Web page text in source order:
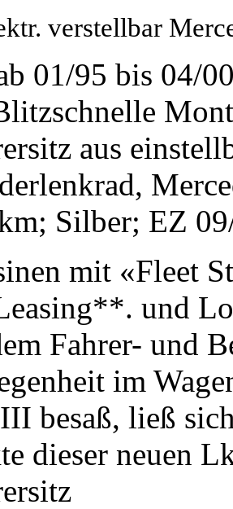
verstellbar
01/95 bis 04/
aus
Silber; EZ
mit «Fleet
und
Fahrer- und
im
besaß, ließ
dieser neuen